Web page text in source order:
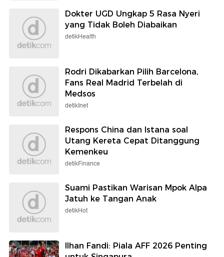
Dokter UGD Ungkap 5 Rasa Nyeri
yang Tidak Boleh Diabaikan
detikHealth
Rodri Dikabarkan Pilih Barcelona,
Fans Real Madrid Terbelah di
Medsos
detikInet
Respons China dan Istana soal
Utang Kereta Cepat Ditanggung
Kemenkeu
detikFinance
Suami Pastikan Warisan Mpok Alpa
Jatuh ke Tangan Anak
detikHot
Ilhan Fandi: Piala AFF 2026 Penting